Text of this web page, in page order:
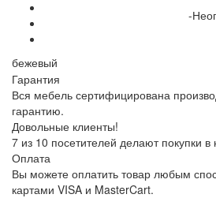
бежевый
-
Гарантия
Вся мебель сертифицирована
гарантию.
Довольные клиенты!
7 из 10 посетителей делают покупки
Оплата
Вы можете оплатить товар любым
картами VISA и MasterCart.